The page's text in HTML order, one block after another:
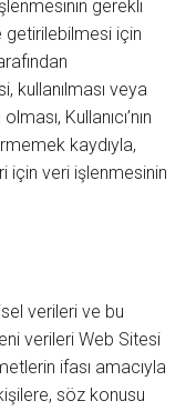
gerekli
getirilebilmesi için
kullanılması veya
Kullanıcı’nın
kaydıyla,
için veri işlenmesinin
verileri ve bu
verileri Web Sitesi
ifası amacıyla
söz konusu